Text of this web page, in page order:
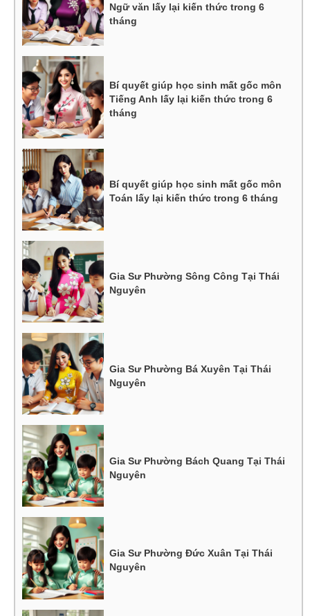
Ngữ văn lấy lại kiến thức trong 6
tháng
Bí quyết giúp học sinh mất gốc môn
Tiếng Anh lấy lại kiến thức trong 6
tháng
Bí quyết giúp học sinh mất gốc môn
Toán lấy lại kiến thức trong 6 tháng
Gia Sư Phường Sông Công Tại Thái
Nguyên
Gia Sư Phường Bá Xuyên Tại Thái
Nguyên
Gia Sư Phường Bách Quang Tại Thái
Nguyên
Gia Sư Phường Đức Xuân Tại Thái
Nguyên